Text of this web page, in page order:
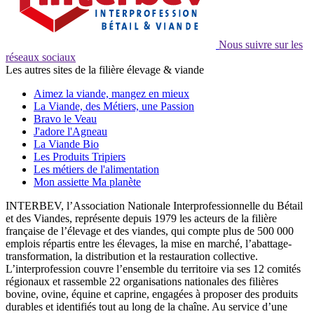
Nous suivre sur les
réseaux sociaux
Les autres sites de la filière élevage & viande
Aimez la viande, mangez en mieux
La Viande, des Métiers, une Passion
Bravo le Veau
J'adore l'Agneau
La Viande Bio
Les Produits Tripiers
Les métiers de l'alimentation
Mon assiette Ma planète
INTERBEV, l’Association Nationale Interprofessionnelle du Bétail
et des Viandes, représente depuis 1979 les acteurs de la filière
française de l’élevage et des viandes, qui compte plus de 500 000
emplois répartis entre les élevages, la mise en marché, l’abattage-
transformation, la distribution et la restauration collective.
L’interprofession couvre l’ensemble du territoire via ses 12 comités
régionaux et rassemble 22 organisations nationales des filières
bovine, ovine, équine et caprine, engagées à proposer des produits
durables et identifiés tout au long de la chaîne. Au service d’une